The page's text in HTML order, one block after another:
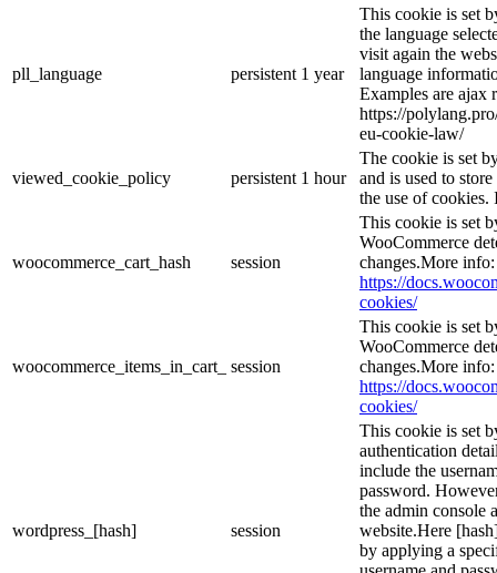
pll_language persistent 1 year
This cookie is set
the language
visit again the
language
Examples are ajax
https://
eu-cookie-law/
viewed_cookie_policy persistent 1 hour
The cookie is set
and is used to
the use of cookies.
woocommerce_cart_hash session
This cookie is set
WooCommerce
changes.More info:
https://
cookies/
woocommerce_items_in_cart_ session
This cookie is set
WooCommerce
changes.More info:
https://
cookies/
wordpress_[hash] session
This cookie is set
authentication
include the
password.
the admin console
website.Here
by applying a